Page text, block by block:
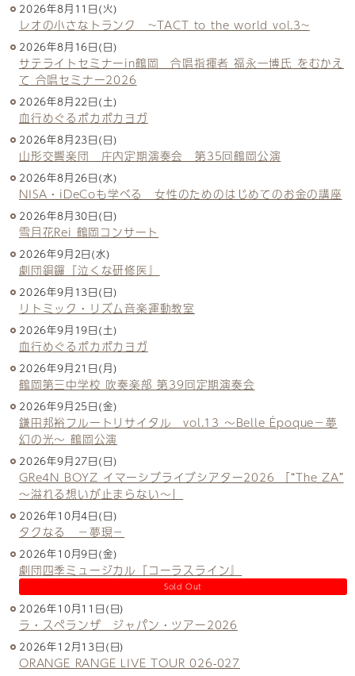
2026年8月11日(火)
レオの小さなトランク ~TACT to the world vol.3~
2026年8月16日(日)
サテライトセミナーin鶴岡 合唱指揮者 福永一博氏 をむかえ
て 合唱セミナー2026
2026年8月22日(土)
血行めぐるポカポカヨガ
2026年8月23日(日)
山形交響楽団 庄内定期演奏会 第35回鶴岡公演
2026年8月26日(水)
NISA・iDeCoも学べる 女性のためのはじめてのお金の講座
2026年8月30日(日)
雪月花Rei 鶴岡コンサート
2026年9月2日(水)
劇団銅鑼『泣くな研修医』
2026年9月13日(日)
リトミック・リズム音楽運動教室
2026年9月19日(土)
血行めぐるポカポカヨガ
2026年9月21日(月)
鶴岡第三中学校 吹奏楽部 第39回定期演奏会
2026年9月25日(金)
鎌田邦裕フルートリサイタル vol.13 ～Belle Époque－夢
幻の光～ 鶴岡公演
2026年9月27日(日)
GRe4N BOYZ イマーシブライブシアター2026 「“The ZA”
〜溢れる想いが止まらない〜」
2026年10月4日(日)
タクなる －夢現－
2026年10月9日(金)
劇団四季ミュージカル『コーラスライン』
Sold Out
2026年10月11日(日)
ラ・スペランザ ジャパン・ツアー2026
2026年12月13日(日)
ORANGE RANGE LIVE TOUR 026-027